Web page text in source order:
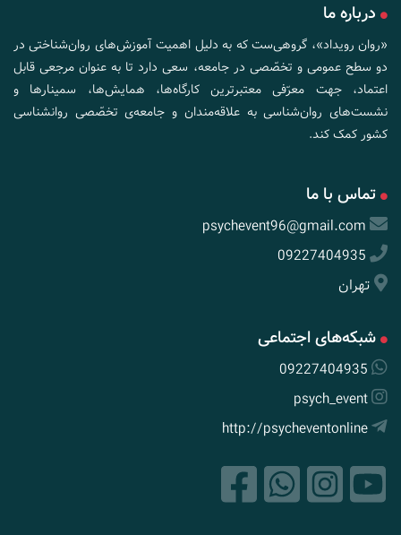
درباره ما
«روان رویداد»، گروهی‌ست که به دلیل اهمیت آموزش‌های روان‌شناختی در
دو سطح عمومی و تخصّصی در جامعه، سعی دارد تا به عنوان مرجعی قابل
اعتماد، جهت معرّفی معتبرترین کارگاه‌ها، همایش‌ها، سمینارها و
نشست‌های روان‌شناسی به علاقه‌مندان و جامعه‌ی تخصّصی روانشناسی
کشور کمک کند.
تماس با ما
psychevent96@gmail.com
09227404935
تهران
شبکه‌های اجتماعی
09227404935
psych_event
http://psycheventonline